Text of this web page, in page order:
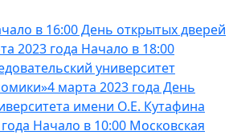
в 16:00 День открытых дверей
2023 года Начало в 18:00
университет
4 марта 2023 года День
имени О.Е. Кутафина
Начало в 10:00 Московская